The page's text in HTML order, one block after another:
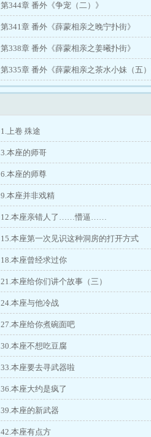
第344章 番外《争宠（二）》
第341章 番外《薛蒙相亲之晚宁扑街》
第338章 番外《薛蒙相亲之姜曦扑街》
第335章 番外《薛蒙相亲之茶水小妹（五）
1.上卷 殊途
3.本座的师哥
6.本座的师尊
9.本座并非戏精
12.本座亲错人了……懵逼……
15.本座第一次见识这种洞房的打开方式
18.本座曾经求过你
21.本座给你们讲个故事（三）
24.本座与他冷战
27.本座给你煮碗面吧
30.本座不想吃豆腐
33.本座要去寻武器啦
36.本座大约是疯了
39.本座的新武器
42.本座有点方